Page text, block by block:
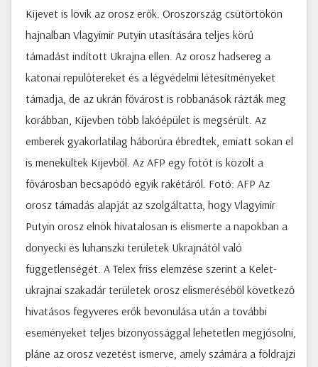
Kijevet is lövik az orosz erők. Oroszország csütörtökön
hajnalban Vlagyimir Putyin utasítására teljes körű
támadást indított Ukrajna ellen. Az orosz hadsereg a
katonai repülőtereket és a légvédelmi létesítményeket
támadja, de az ukrán fővárost is robbanások rázták meg
korábban, Kijevben több lakóépület is megsérült. Az
emberek gyakorlatilag háborúra ébredtek, emiatt sokan el
is menekültek Kijevből. Az AFP egy fotót is közölt a
fővárosban becsapódó egyik rakétáról. Fotó: AFP Az
orosz támadás alapját az szolgáltatta, hogy Vlagyimir
Putyin orosz elnök hivatalosan is elismerte a napokban a
donyecki és luhanszki területek Ukrajnától való
függetlenségét. A Telex friss elemzése szerint a Kelet-
ukrajnai szakadár területek orosz elismeréséből következő
hivatásos fegyveres erők bevonulása után a további
eseményeket teljes bizonyossággal lehetetlen megjósolni,
pláne az orosz vezetést ismerve, amely számára a földrajzi